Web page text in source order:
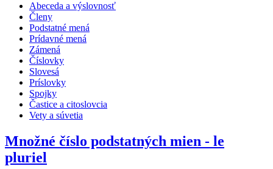
Abeceda a výslovnosť
Členy
Podstatné mená
Prídavné mená
Zámená
Číslovky
Slovesá
Príslovky
Spojky
Častice a citoslovcia
Vety a súvetia
Množné číslo podstatných mien - le
pluriel